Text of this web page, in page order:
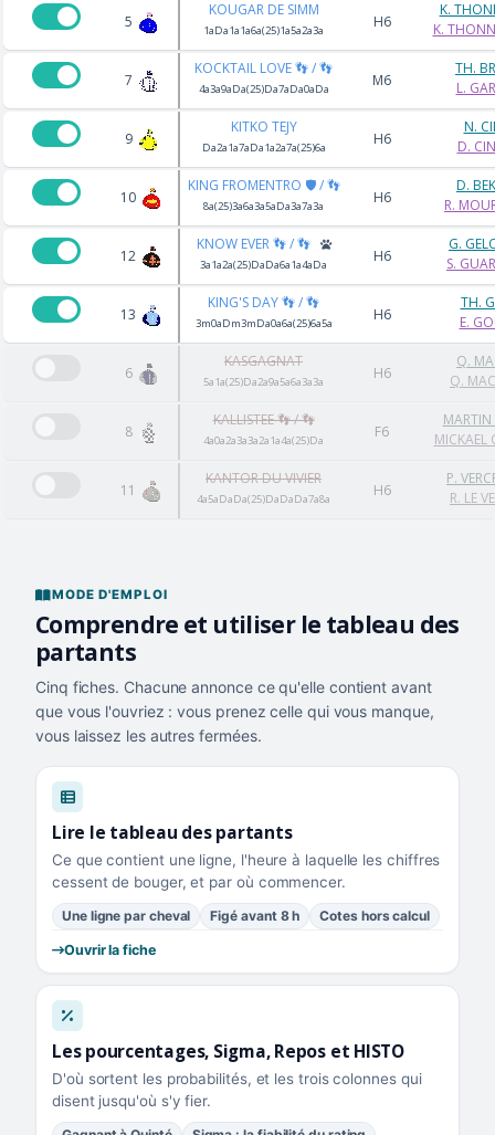
5
KOUGAR DE SIMM
1aDa1a1a6a(25)1a5a2a3a H6
K.
K.
7
KOCKTAIL LOVE 👣 / 👣
4a3a9aDa(25)Da7aDa0aDa M6
TH.
L.
9
KITKO TEJY
Da2a1a7aDa1a2a7a(25)6a H6
N.
D.
10
KING FROMENTRO 🛡️ / 👣
8a(25)3a6a3a5aDa3a7a3a H6
D.
R.
12
KNOW EVER 👣 / 👣
3a1a2a(25)DaDa6a1a4aDa H6
G.
S.
13
KING'S DAY 👣 / 👣
3m0aDm3mDa0a6a(25)6a5a H6
TH.
E.
6
KASGAGNAT
5a1a(25)Da2a9a5a6a3a3a H6
Q.
Q.
8
KALLISTEE 👣 / 👣
4a0a2a3a3a2a1a4a(25)Da F6
MICKAEL
11
KANTOR DU VIVIER
4a5aDaDa(25)DaDaDa7a8a H6
P.
R. LE
MODE D'EMPLOI
Comprendre et utiliser le tableau des
partants
Cinq fiches. Chacune annonce ce qu'elle contient avant
que vous l'ouvriez : vous prenez celle qui vous manque,
vous laissez les autres fermées.
Lire le tableau des partants
Ce que contient une ligne, l'heure à laquelle les chiffres
cessent de bouger, et par où commencer.
Une ligne par cheval Figé avant 8 h Cotes hors calcul
Ouvrir la fiche
Les pourcentages, Sigma, Repos et HISTO
D'où sortent les probabilités, et les trois colonnes qui
disent jusqu'où s'y fier.